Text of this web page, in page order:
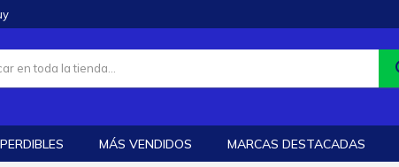
MÁS VENDIDOS MARCAS DESTACADAS